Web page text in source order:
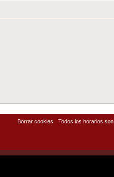
Todos los horarios son
Borrar cookies